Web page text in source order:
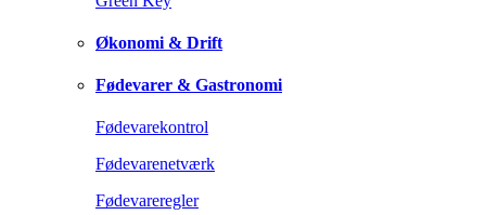
Økonomi & Drift
Fødevarer & Gastronomi
Fødevarekontrol
Fødevarenetværk
Fødevareregler